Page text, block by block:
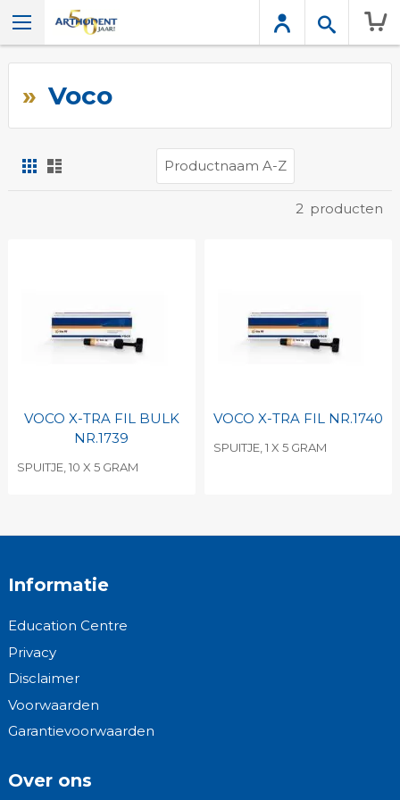
Voco
Foto-
tabel
2 producten
VOCO X-TRA FIL BULK
NR.1739
SPUITJE, 10 X 5 GRAM
VOCO X-TRA FIL NR.1740
SPUITJE, 1 X 5 GRAM
Informatie
Education Centre
Privacy
Disclaimer
Voorwaarden
Garantievoorwaarden
Over ons